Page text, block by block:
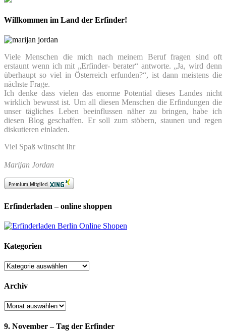
Willkommen im Land der Erfinder!
Viele Menschen die mich nach meinem Beruf fragen sind oft
erstaunt wenn ich mit „Erfinder- berater“ antworte. „Ja, wird denn
überhaupt so viel in Österreich erfunden?“, ist dann meistens die
nächste Frage.
Ich denke dass vielen das enorme Potential dieses Landes nicht
wirklich bewusst ist. Um all diesen Menschen die Erfindungen die
unser tägliches Leben beeinflussen näher zu bringen, habe ich
diesen Blog geschaffen. Er soll zum stöbern, staunen und regen
diskutieren einladen.
Viel Spaß wünscht Ihr
Marijan Jordan
Erfinderladen – online shoppen
Kategorien
Kategorien
Archiv
Archiv
9. November – Tag der Erfinder